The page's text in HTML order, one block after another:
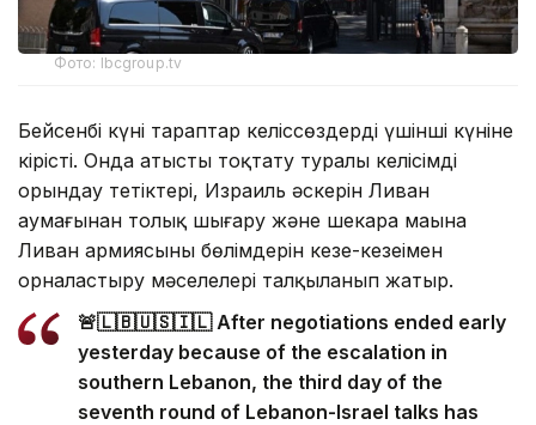
Фото: lbcgroup.tv
Бейсенбі күні тараптар келіссөздердің үшінші күніне
кірісті. Онда атысты тоқтату туралы келісімді
орындау тетіктері, Израиль әскерін Ливан
аумағынан толық шығару және шекара маңына
Ливан армиясының бөлімдерін кезең-кезеңімен
орналастыру мәселелері талқыланып жатыр.
🚨🇱🇧🇺🇸🇮🇱 After negotiations ended early
yesterday because of the escalation in
southern Lebanon, the third day of the
seventh round of Lebanon-Israel talks has